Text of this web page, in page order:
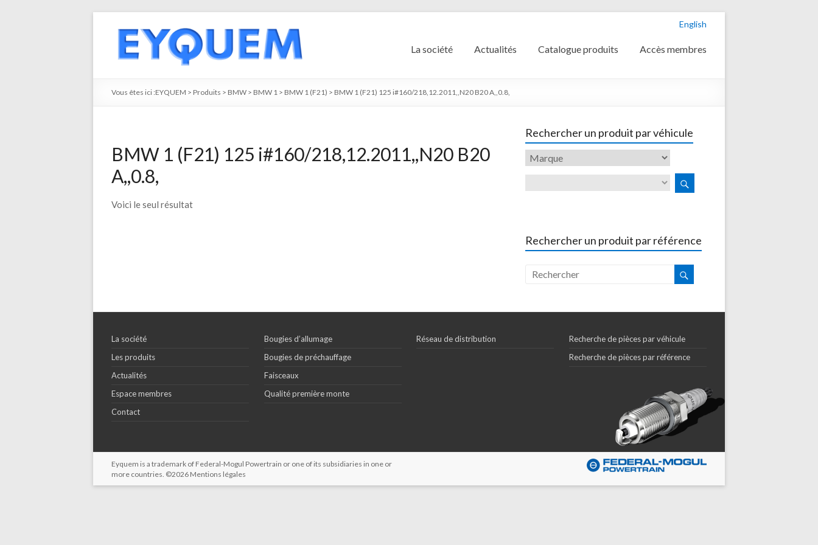
English
La société Actualités Catalogue produits Accès membres
Vous êtes ici :EYQUEM > Produits > BMW > BMW 1 > BMW 1 (F21) > BMW 1 (F21) 125 i#160/218,12.2011,,N20 B20 A,,0.8,
BMW 1 (F21) 125 i#160/218,12.2011,,N20 B20
A,,0.8,
Voici le seul résultat
Rechercher un produit par véhicule
Rechercher un produit par référence
La société
Les produits
Actualités
Espace membres
Contact
Bougies d’allumage
Bougies de préchauffage
Faisceaux
Qualité première monte
Réseau de distribution
Recherche de pièces par véhicule
Recherche de pièces par référence
Eyquem is a trademark of Federal-Mogul Powertrain or one of its subsidiaries in one or
more countries. ©2026 Mentions légales